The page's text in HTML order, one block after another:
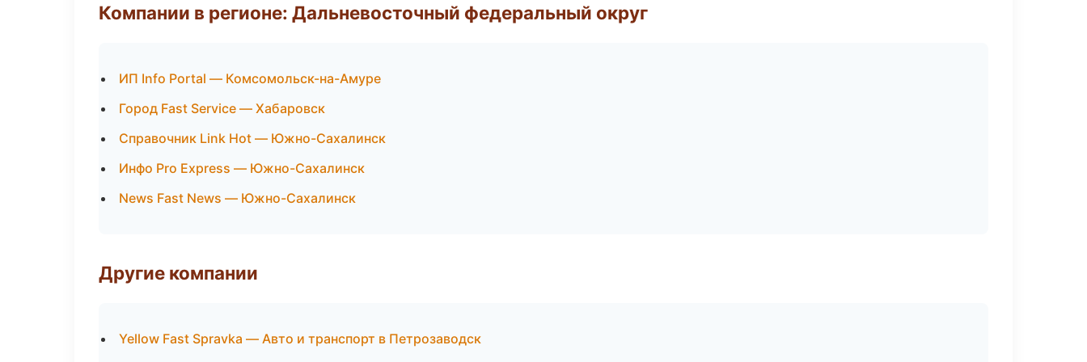
Компании в регионе: Дальневосточный федеральный округ
ИП Info Portal — Комсомольск-на-Амуре
Город Fast Service — Хабаровск
Справочник Link Hot — Южно-Сахалинск
Инфо Pro Express — Южно-Сахалинск
News Fast News — Южно-Сахалинск
Другие компании
Yellow Fast Spravka — Авто и транспорт в Петрозаводск